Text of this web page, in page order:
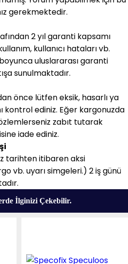
gerekmektedir.
2 yıl garanti kapsamı
kullanıcı hataları vb.
uluslararası garanti
sunulmaktadır.
önce lütfen eksik, hasarlı ya
kontrol ediniz. Eğer kargonuzda
zabıt tutarak
iade ediniz.
tarihten itibaren aksi
vb. uyarı simgeleri.) 2 iş günü
İlginizi Çekebilir.